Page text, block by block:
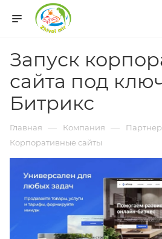
Запуск
сайта под
Битрикс
Главная — Компания —
Корпоративные сайты